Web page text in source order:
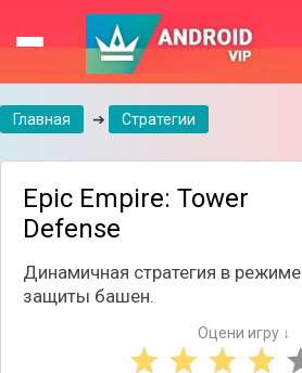
Главная ➔ Стратегии
Epic Empire: Tower
Defense
Динамичная стратегия в режиме
защиты башен.
Оцени игру ↓